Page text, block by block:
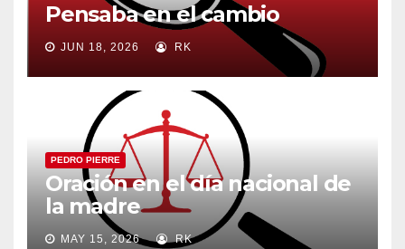
Pensaba en el cambio
JUN 18, 2026 RK
PEDRO PIERRE
Oración en el día nacional de
la madre
MAY 15, 2026 RK